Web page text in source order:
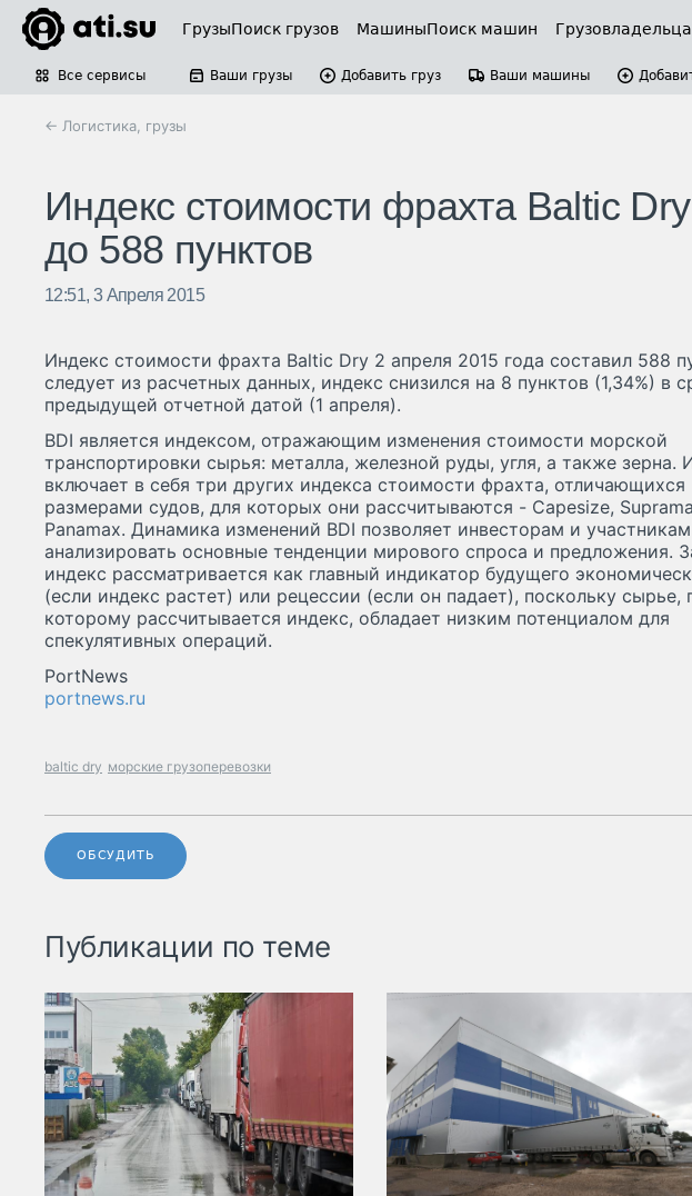
ГрузыПоиск грузов МашиныПоиск машин
Все сервисы Ваши грузы Добавить груз Ваши машины
← Логистика, грузы
Индекс стоимости фрахта Baltic
до 588 пунктов
12:51, 3 Апреля 2015
Индекс стоимости фрахта Baltic Dry 2 апреля 2015 года составил 588
следует из расчетных данных, индекс снизился на 8 пунктов (1,34%) в
предыдущей отчетной датой (1 апреля).
BDI является индексом, отражающим изменения стоимости морской
транспортировки сырья: металла, железной руды, угля, а также зерна.
включает в себя три других индекса стоимости фрахта, отличающихся
размерами судов, для которых они рассчитываются - Capesize,
Panamax. Динамика изменений BDI позволяет инвесторам и
анализировать основные тенденции мирового спроса и предложения.
индекс рассматривается как главный индикатор будущего
(если индекс растет) или рецессии (если он падает), поскольку сырье,
которому рассчитывается индекс, обладает низким потенциалом для
спекулятивных операций.
PortNews
portnews.ru
baltic dry морские грузоперевозки
ОБСУДИТЬ
Публикации по теме